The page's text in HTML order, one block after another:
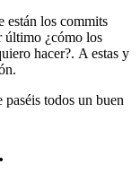
están los commits
último ¿cómo los
hacer?. A estas y
paséis todos un buen